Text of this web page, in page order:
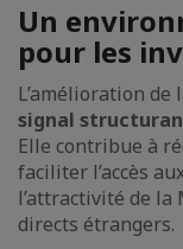
Un
pour les
L’amélioration
signal
Elle contribue à
faciliter l’accès
l’attractivité de
directs étrangers.